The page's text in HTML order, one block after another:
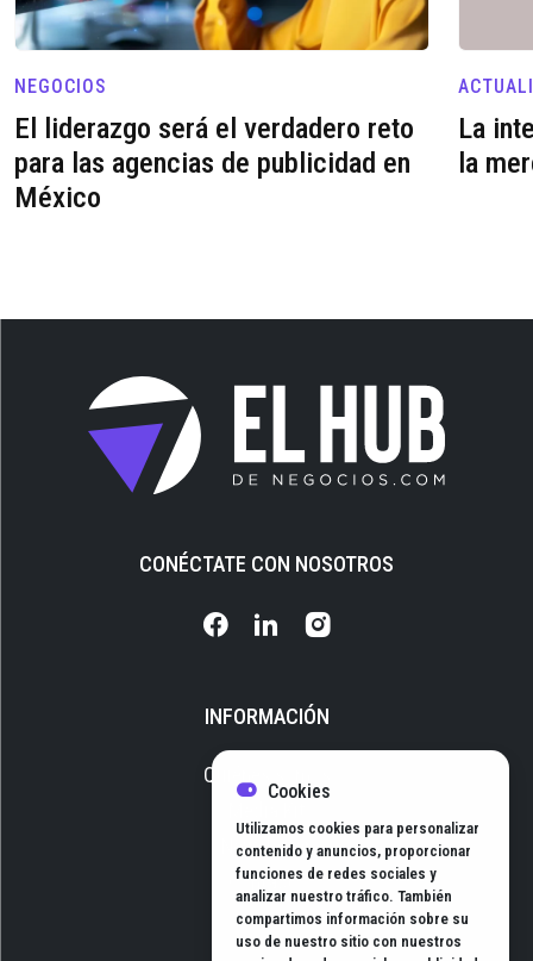
NEGOCIOS
El liderazgo será el verdadero reto
para las agencias de publicidad en
México
La
la
INFORMACIÓN
Quiénes somos
Newsletter
Contacto
CONÉCTATE CON NOSOTROS
Cookies
Utilizamos cookies para personalizar
contenido y anuncios, proporcionar
funciones de redes sociales y
analizar nuestro tráfico. También
compartimos información sobre su
uso de nuestro sitio con nuestros